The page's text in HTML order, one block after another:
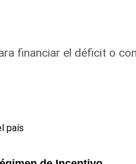
financiar el déficit o